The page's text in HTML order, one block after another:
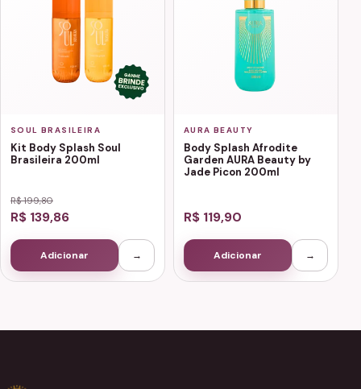
SOUL BRASILEIRA
Kit Body Splash Soul
Brasileira 200ml
R$ 199,80
R$ 139,86
Adicionar →
AURA BEAUTY
Body Splash Afrodite
Garden AURA Beauty by
Jade Picon 200ml
R$ 119,90
Adicionar →